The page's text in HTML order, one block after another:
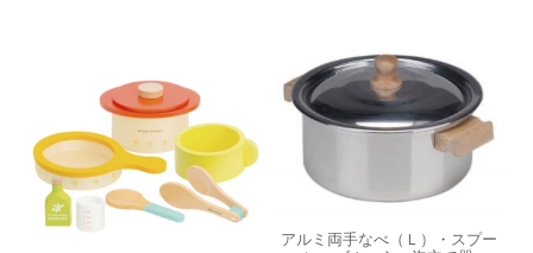
アルミ両手なべ（Ｌ）・スプー